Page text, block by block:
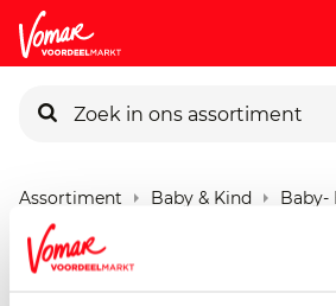
Pincode vergeten
Assortiment Baby & Kind Baby-
Olvarit Puzzel